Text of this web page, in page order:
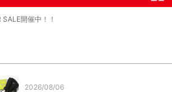
SALE開催中！！
2026/08/06